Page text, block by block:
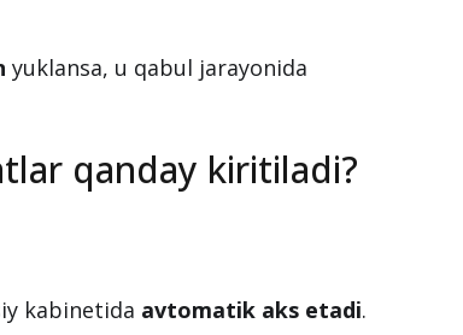
yuklansa, u qabul jarayonida
qanday kiritiladi?
kabinetida avtomatik aks etadi.